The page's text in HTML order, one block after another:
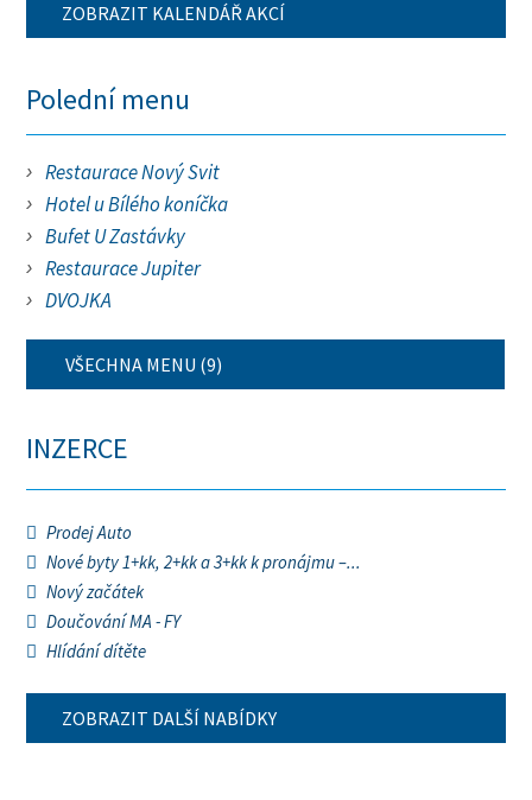
ZOBRAZIT KALENDÁŘ AKCÍ
Polední menu
Restaurace Nový Svit
Hotel u Bílého koníčka
Bufet U Zastávky
Restaurace Jupiter
DVOJKA
VŠECHNA MENU (9)
INZERCE
Prodej Auto
Nové byty 1+kk, 2+kk a 3+kk k pronájmu –...
Nový začátek
Doučování MA - FY
Hlídání dítěte
ZOBRAZIT DALŠÍ NABÍDKY